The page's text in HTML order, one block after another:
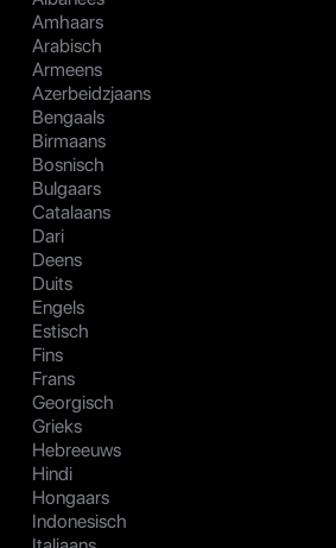
Amhaars
Arabisch
Armeens
Azerbeidzjaans
Bengaals
Birmaans
Bosnisch
Bulgaars
Catalaans
Dari
Deens
Duits
Engels
Estisch
Fins
Frans
Georgisch
Grieks
Hebreeuws
Hindi
Hongaars
Indonesisch